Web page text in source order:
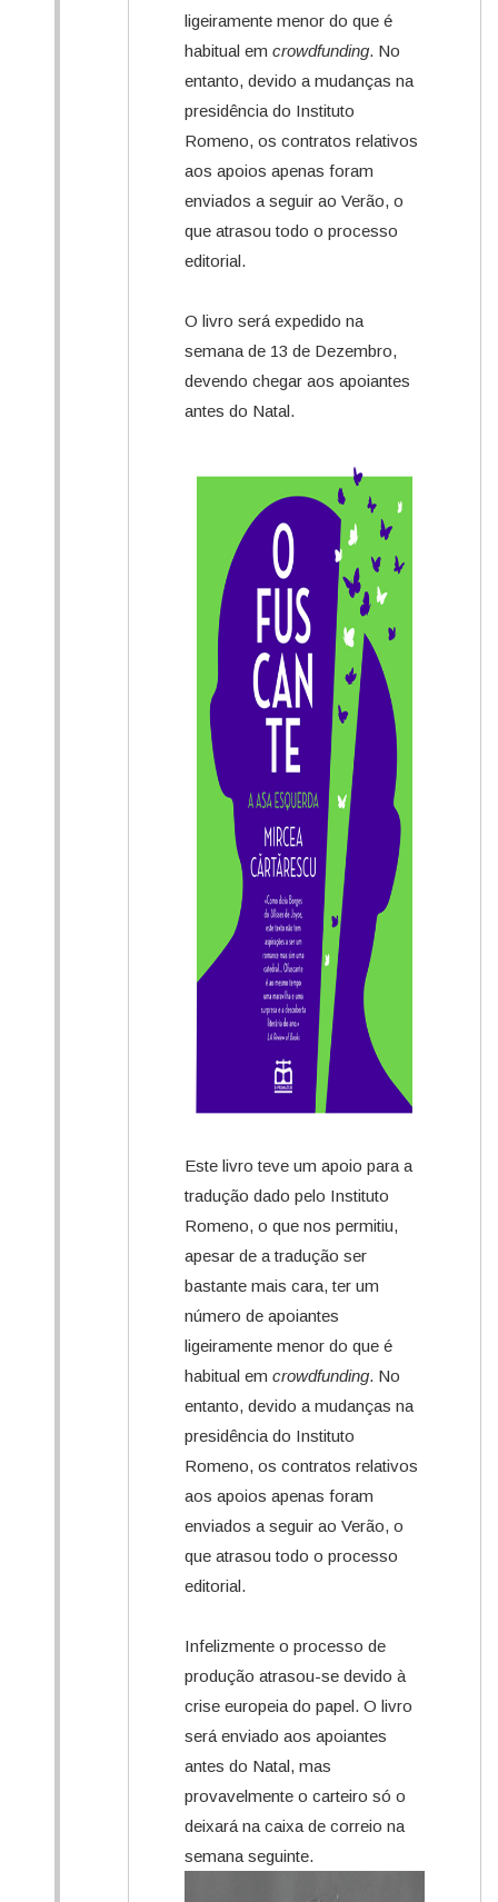
ligeiramente menor do que é
habitual em crowdfunding. No
entanto, devido a mudanças na
presidência do Instituto
Romeno, os contratos relativos
aos apoios apenas foram
enviados a seguir ao Verão, o
que atrasou todo o processo
editorial.
O livro será expedido na
semana de 13 de Dezembro,
devendo chegar aos apoiantes
antes do Natal.
Este livro teve um apoio para a
tradução dado pelo Instituto
Romeno, o que nos permitiu,
apesar de a tradução ser
bastante mais cara, ter um
número de apoiantes
ligeiramente menor do que é
habitual em crowdfunding. No
entanto, devido a mudanças na
presidência do Instituto
Romeno, os contratos relativos
aos apoios apenas foram
enviados a seguir ao Verão, o
que atrasou todo o processo
editorial.
Infelizmente o processo de
produção atrasou-se devido à
crise europeia do papel. O livro
será enviado aos apoiantes
antes do Natal, mas
provavelmente o carteiro só o
deixará na caixa de correio na
semana seguinte.